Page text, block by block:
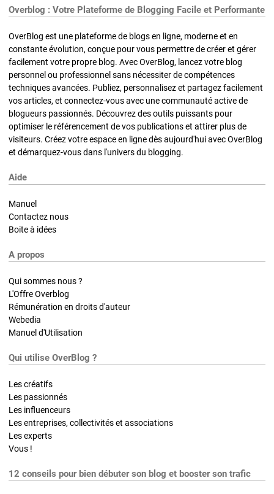
Overblog : Votre Plateforme de Blogging Facile et Performante
OverBlog est une plateforme de blogs en ligne, moderne et en
constante évolution, conçue pour vous permettre de créer et gérer
facilement votre propre blog. Avec OverBlog, lancez votre blog
personnel ou professionnel sans nécessiter de compétences
techniques avancées. Publiez, personnalisez et partagez facilement
vos articles, et connectez-vous avec une communauté active de
blogueurs passionnés. Découvrez des outils puissants pour
optimiser le référencement de vos publications et attirer plus de
visiteurs. Créez votre espace en ligne dès aujourd'hui avec OverBlog
et démarquez-vous dans l'univers du blogging.
Aide
Manuel
Contactez nous
Boite à idées
A propos
Qui sommes nous ?
L'Offre Overblog
Rémunération en droits d'auteur
Webedia
Manuel d'Utilisation
Qui utilise OverBlog ?
Les créatifs
Les passionnés
Les influenceurs
Les entreprises, collectivités et associations
Les experts
Vous !
12 conseils pour bien débuter son blog et booster son trafic